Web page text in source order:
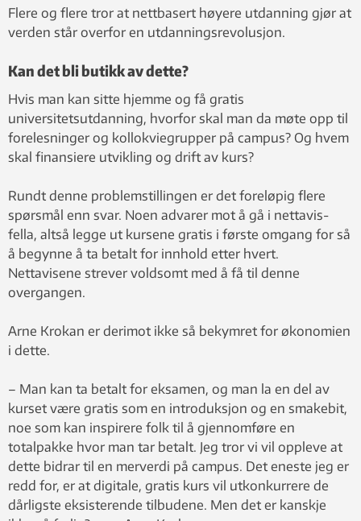
Flere og flere tror at nettbasert høyere utdanning gjør at
verden står overfor en utdanningsrevolusjon.
Kan det bli butikk av dette?
Hvis man kan sitte hjemme og få gratis
universitetsutdanning, hvorfor skal man da møte opp til
forelesninger og kollokviegrupper på campus? Og hvem
skal finansiere utvikling og drift av kurs?
Rundt denne problemstillingen er det foreløpig flere
spørsmål enn svar. Noen advarer mot å gå i nettavis-
fella, altså legge ut kursene gratis i første omgang for så
å begynne å ta betalt for innhold etter hvert.
Nettavisene strever voldsomt med å få til denne
overgangen.
Arne Krokan er derimot ikke så bekymret for økonomien
i dette.
– Man kan ta betalt for eksamen, og man la en del av
kurset være gratis som en introduksjon og en smakebit,
noe som kan inspirere folk til å gjennomføre en
totalpakke hvor man tar betalt. Jeg tror vi vil oppleve at
dette bidrar til en merverdi på campus. Det eneste jeg er
redd for, er at digitale, gratis kurs vil utkonkurrere de
dårligste eksisterende tilbudene. Men det er kanskje